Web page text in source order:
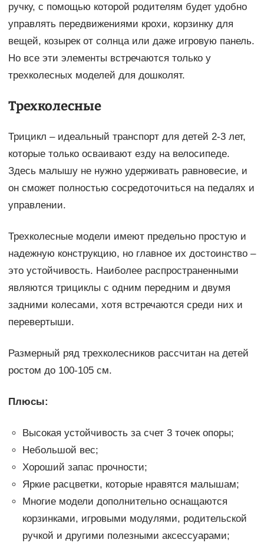
ручку, с помощью которой родителям будет удобно
управлять передвижениями крохи, корзинку для
вещей, козырек от солнца или даже игровую панель.
Но все эти элементы встречаются только у
трехколесных моделей для дошколят.
Трехколесные
Трицикл – идеальный транспорт для детей 2-3 лет,
которые только осваивают езду на велосипеде.
Здесь малышу не нужно удерживать равновесие, и
он сможет полностью сосредоточиться на педалях и
управлении.
Трехколесные модели имеют предельно простую и
надежную конструкцию, но главное их достоинство –
это устойчивость. Наиболее распространенными
являются трициклы с одним передним и двумя
задними колесами, хотя встречаются среди них и
перевертыши.
Размерный ряд трехколесников рассчитан на детей
ростом до 100-105 см.
Плюсы:
Высокая устойчивость за счет 3 точек опоры;
Небольшой вес;
Хороший запас прочности;
Яркие расцветки, которые нравятся малышам;
Многие модели дополнительно оснащаются
корзинками, игровыми модулями, родительской
ручкой и другими полезными аксессуарами;